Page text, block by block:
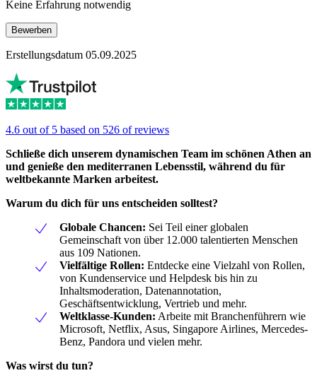
Keine Erfahrung notwendig
Bewerben
Erstellungsdatum 05.09.2025
4.6 out of 5 based on 526 of reviews
Schließe dich unserem dynamischen Team im schönen Athen an
und genieße den mediterranen Lebensstil, während du für
weltbekannte Marken arbeitest.
Warum du dich für uns entscheiden solltest?
Globale Chancen: Sei Teil einer globalen
Gemeinschaft von über 12.000 talentierten Menschen
aus 109 Nationen.
Vielfältige Rollen: Entdecke eine Vielzahl von Rollen,
von Kundenservice und Helpdesk bis hin zu
Inhaltsmoderation, Datenannotation,
Geschäftsentwicklung, Vertrieb und mehr.
Weltklasse-Kunden: Arbeite mit Branchenführern wie
Microsoft, Netflix, Asus, Singapore Airlines, Mercedes-
Benz, Pandora und vielen mehr.
Was wirst du tun?